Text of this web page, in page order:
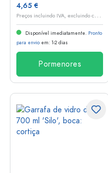
4,65 €
P
reços incluindo IVA, excluindo custos de envio
Disponível imediatamente. Pronto
para envio em: 1-2 dias
Pormenores